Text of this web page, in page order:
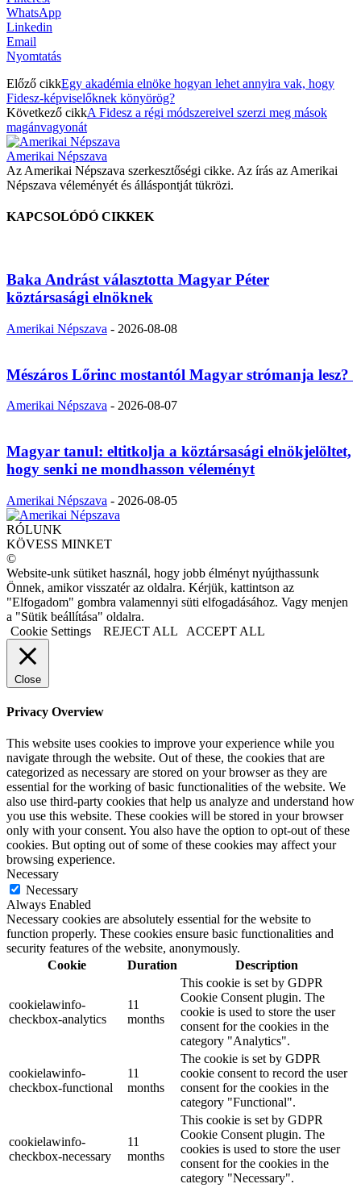
WhatsApp
Linkedin
Email
Nyomtatás
Előző cikkEgy akadémia elnöke hogyan lehet annyira vak, hogy
Fidesz-képviselőknek könyörög?
Következő cikkA Fidesz a régi módszereivel szerzi meg mások
magánvagyonát
Amerikai Népszava
Az Amerikai Népszava szerkesztőségi cikke. Az írás az Amerikai
Népszava véleményét és álláspontját tükrözi.
KAPCSOLÓDÓ CIKKEK
Baka Andrást választotta Magyar Péter
köztársasági elnöknek
Amerikai Népszava - 2026-08-08
Mészáros Lőrinc mostantól Magyar strómanja lesz?
Amerikai Népszava - 2026-08-07
Magyar tanul: eltitkolja a köztársasági elnökjelöltet,
hogy senki ne mondhasson véleményt
Amerikai Népszava - 2026-08-05
RÓLUNK
KÖVESS MINKET
©
Website-unk sütiket használ, hogy jobb élményt nyújthassunk
Önnek, amikor visszatér az oldalra. Kérjük, kattintson az
"Elfogadom" gombra valamennyi süti elfogadásához. Vagy menjen
a "Sütik beállítása" oldalra.
Cookie Settings
REJECT ALL ACCEPT ALL
Close
Privacy Overview
This website uses cookies to improve your experience while you
navigate through the website. Out of these, the cookies that are
categorized as necessary are stored on your browser as they are
essential for the working of basic functionalities of the website. We
also use third-party cookies that help us analyze and understand how
you use this website. These cookies will be stored in your browser
only with your consent. You also have the option to opt-out of these
cookies. But opting out of some of these cookies may affect your
browsing experience.
Necessary
Necessary
Always Enabled
Necessary cookies are absolutely essential for the website to
function properly. These cookies ensure basic functionalities and
security features of the website, anonymously.
Cookie
Duration Description
cookielawinfo-
checkbox-analytics
11
months
This cookie is set by GDPR
Cookie Consent plugin. The
cookie is used to store the user
consent for the cookies in the
category "Analytics".
cookielawinfo-
checkbox-functional
11
months
The cookie is set by GDPR
cookie consent to record the user
consent for the cookies in the
category "Functional".
cookielawinfo-
checkbox-necessary
11
months
This cookie is set by GDPR
Cookie Consent plugin. The
cookies is used to store the user
consent for the cookies in the
category "Necessary".